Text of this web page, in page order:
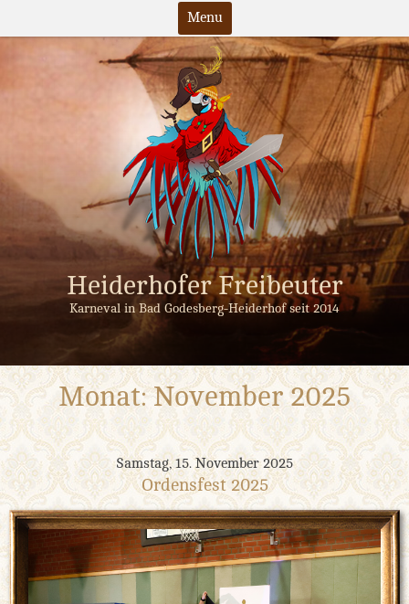
content
Menu
Heiderhofer Freibeuter
Karneval in Bad Godesberg-Heiderhof seit 2014
Monat:November 2025
Samstag, 15. November 2025
Ordensfest 2025